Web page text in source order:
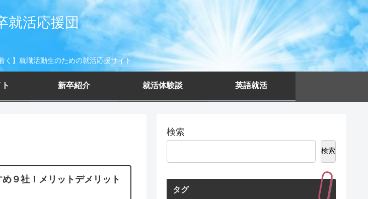
就活応援団
く】就職活動生のための就活応援サイト
新卒紹介 就活体験談 英語就活
９社！メリットデメリット
検索
検索
タグ